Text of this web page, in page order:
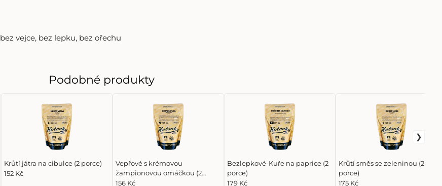
bez vejce, bez lepku, bez ořechu
Podobné produkty
Krůtí játra na cibulce (2 porce)
152 Kč
Vepřové s krémovou
žampionovou omáčkou (2
porce)
156 Kč
Bezlepkové-Kuře na paprice (2
porce)
179 Kč
Krůtí směs se zeleninou (2
porce)
175 Kč